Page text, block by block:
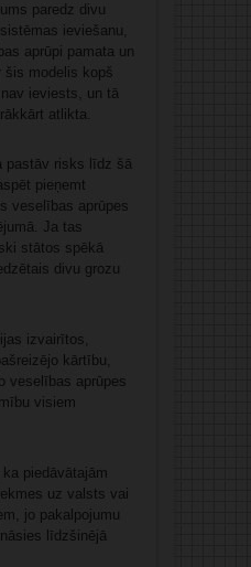
paredz divu
ieviešanu,
aprūpi pamata un
šis modelis kopš
ieviests, un tā
atlikta.
pastāv risks līdz šā
pieņemt
veselības aprūpes
Ja tas
stātos spēkā
divu grozu
izvairītos,
kārtību,
veselības aprūpes
visiem
piedāvātajām
uz valsts vai
jo pakalpojumu
līdzšinējā